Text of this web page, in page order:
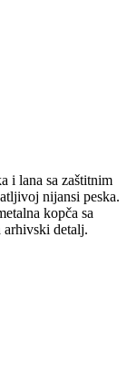
i lana sa zaštitnim
nijansi peska.
kopča sa
detalj.